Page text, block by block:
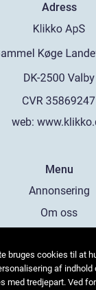
Adress
web:
Menu
Annonsering
Om oss
Kontakta oss
Sitemap
bruges cookies til at
af indhold
med tredjepart. Ved